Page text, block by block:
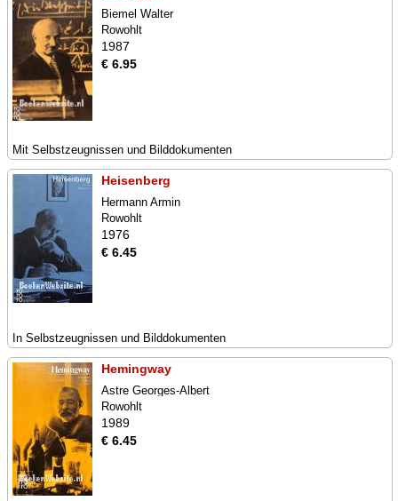
Biemel Walter
Rowohlt
1987
€ 6.95
Mit Selbstzeugnissen und Bilddokumenten
Heisenberg
Hermann Armin
Rowohlt
1976
€ 6.45
In Selbstzeugnissen und Bilddokumenten
Hemingway
Astre Georges-Albert
Rowohlt
1989
€ 6.45